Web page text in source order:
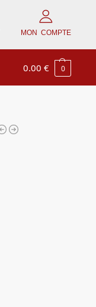
MON COMPTE
0.00€ 0